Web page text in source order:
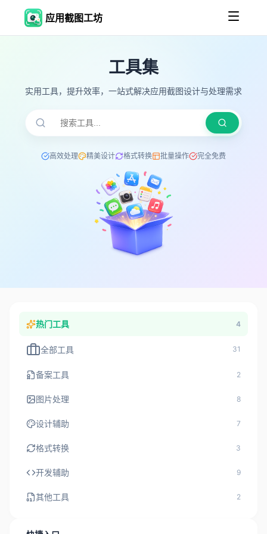
应用截图工坊
工具集
实用工具，提升效率，一站式解决应用截图设计与处理需求
高效处理 精美设计 格式转换 批量操作 完全免费
热门工具 4
全部工具 31
备案工具 2
图片处理 8
设计辅助 7
格式转换 3
开发辅助 9
其他工具 2